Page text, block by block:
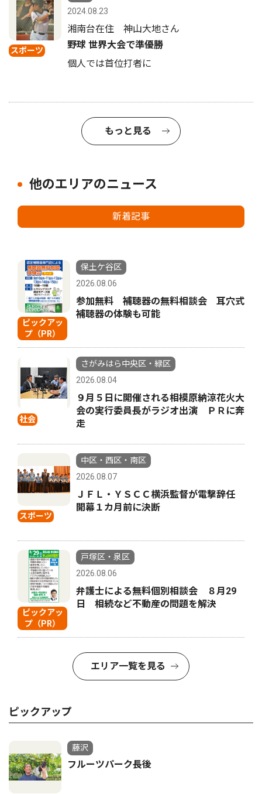
スポーツ
2024.08.23
湘南台在住 神山大地さん
野球 世界大会で準優勝
個人では首位打者に
もっと見る
他のエリアのニュース
新着記事
ピックアッ
プ（PR）
保土ケ谷区
2026.08.06
参加無料 補聴器の無料相談会 耳穴式
補聴器の体験も可能
社会
さがみはら中央区・緑区
2026.08.04
９月５日に開催される相模原納涼花火大
会の実行委員長がラジオ出演 ＰＲに奔
走
スポーツ
中区・西区・南区
2026.08.07
ＪＦＬ・ＹＳＣＣ横浜監督が電撃辞任
開幕１カ月前に決断
ピックアッ
プ（PR）
戸塚区・泉区
2026.08.06
弁護士による無料個別相談会 ８月29
日 相続など不動産の問題を解決
エリア一覧を見る
ピックアップ
藤沢
フルーツパーク長後